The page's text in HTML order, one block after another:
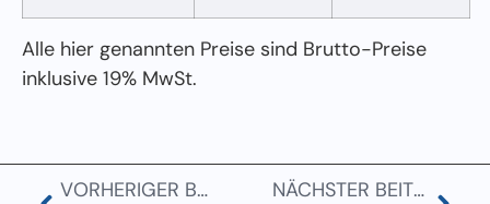
Alle hier genannten Preise sind Brutto-Preise
inklusive 19% MwSt.
VORHERIGER BEITRAG NÄCHSTER BEITRAG